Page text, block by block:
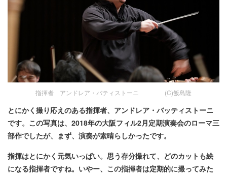
指揮者 アンドレア・バティストーニ (C)飯島隆
とにかく撮り応えのある指揮者、アンドレア・バッティストーニ
です。この写真は、2018年の大阪フィル2月定期演奏会のローマ三
部作でしたが、まず、演奏が素晴らしかったです。
指揮はとにかく元気いっぱい。思う存分撮れて、どのカットも絵
になる指揮者ですね。いやー、この指揮者は定期的に撮ってみた